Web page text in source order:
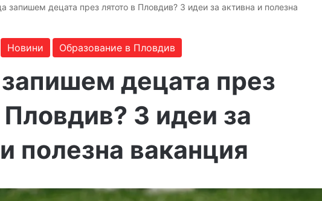
запишем децата през лятото в Пловдив? 3 идеи за активна и полезна
Новини Образование в Пловдив
децата през
Пловдив? 3 идеи за
полезна ваканция